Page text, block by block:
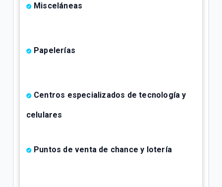
Misceláneas
Papelerías
Centros especializados de tecnología y
celulares
Puntos de venta de chance y lotería